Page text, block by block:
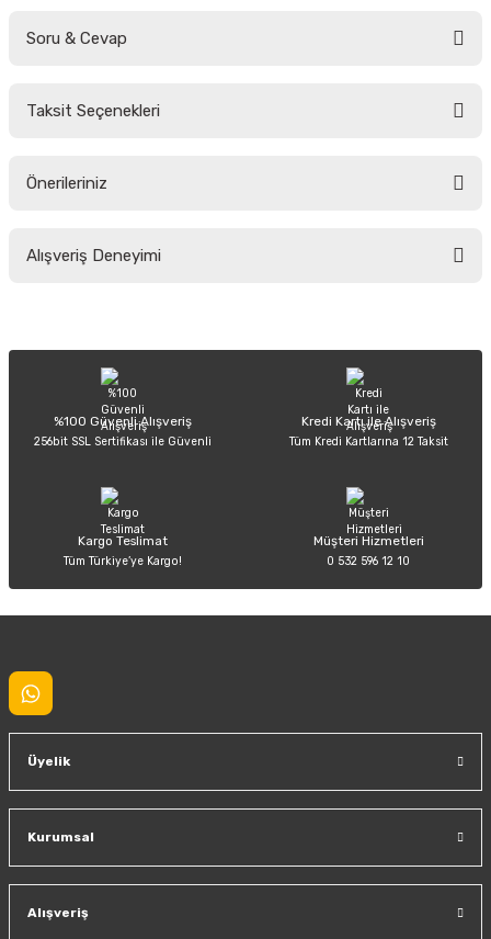
Soru & Cevap
Taksit Seçenekleri
Önerileriniz
yetersiz gördüğünüz noktaları öneri formunu kullanarak tarafımıza
Ürün açıklamasında eksik bilgiler bulunuyor.
Ürün bilgilerinde hatalar bulunuyor.
Ürün fiyatı diğer sitelerden daha pahalı.
Alışveriş Deneyimi
Sitemize ilk yorumu siz yapın!
%100 Güvenli Alışveriş
256bit SSL Sertifikası ile Güvenli
Kredi Kartı ile Alışveriş
Tüm Kredi Kartlarına 12 Taksit
Kargo Teslimat
Tüm Türkiye’ye Kargo!
Müşteri Hizmetleri
0 532 596 12 10
Üyelik
Kurumsal
Alışveriş